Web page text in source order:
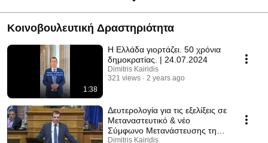
Κοινοβουλευτική Δραστηριότητα
1:38
Η Ελλάδα γιορτάζει. 50 χρόνια
δημοκρατίας. | 24.07.2024
Dimitris Kairidis
321 views
2 years ago
Δευτερολογία για τις εξελίξεις σε
Μεταναστευτικό & νέο
Σύμφωνο Μετανάστευσης της
Ε.Ε. | 31.10.2023
Dimitris Kairidis